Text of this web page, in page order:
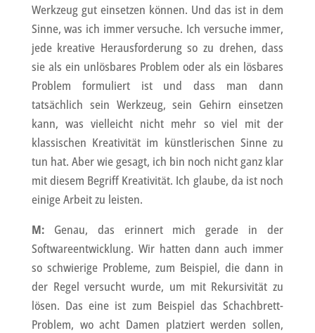
Werkzeug gut einsetzen können. Und das ist in dem
Sinne, was ich immer versuche. Ich versuche immer,
jede kreative Herausforderung so zu drehen, dass
sie als ein unlösbares Problem oder als ein lösbares
Problem formuliert ist und dass man dann
tatsächlich sein Werkzeug, sein Gehirn einsetzen
kann, was vielleicht nicht mehr so viel mit der
klassischen Kreativität im künstlerischen Sinne zu
tun hat. Aber wie gesagt, ich bin noch nicht ganz klar
mit diesem Begriff Kreativität. Ich glaube, da ist noch
einige Arbeit zu leisten.
M:Genau, das erinnert mich gerade in der
Softwareentwicklung. Wir hatten dann auch immer
so schwierige Probleme, zum Beispiel, die dann in
der Regel versucht wurde, um mit Rekursivität zu
lösen. Das eine ist zum Beispiel das Schachbrett-
Problem, wo acht Damen platziert werden sollen,